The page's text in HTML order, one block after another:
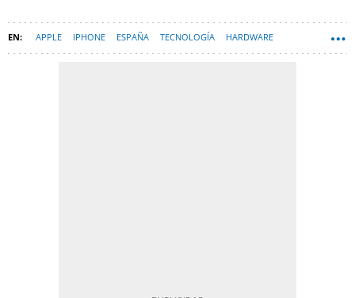
APPLE IPHONE ESPAÑA TECNOLOGÍA HARDWARE